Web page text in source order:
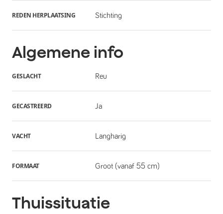
REDEN HERPLAATSING Stichting
Algemene info
GESLACHT Reu
GECASTREERD Ja
VACHT Langharig
FORMAAT Groot (vanaf 55 cm)
Thuissituatie